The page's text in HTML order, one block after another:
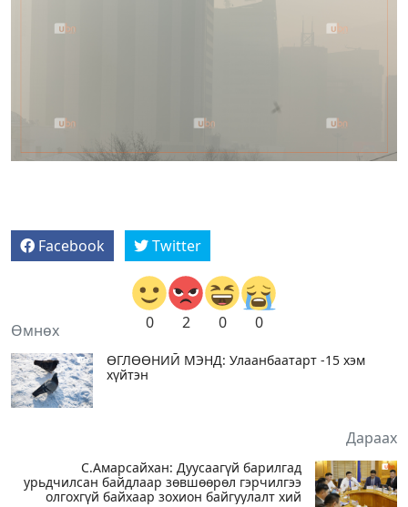
Facebook Twitter
0 2 0 0
Өмнөх
ӨГЛӨӨНИЙ МЭНД: Улаанбаатарт -15 хэм
хүйтэн
Дараах
С.Амарсайхан: Дуусаагүй барилгад
урьдчилсан байдлаар зөвшөөрөл гэрчилгээ
олгохгүй байхаар зохион байгуулалт хий